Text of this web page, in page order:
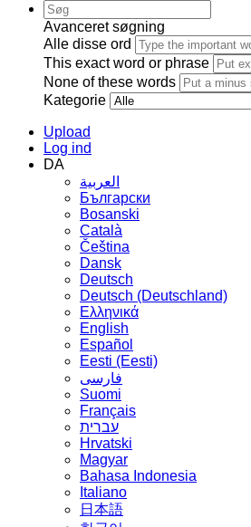
Avanceret søgning
Alle disse ord
This exact word or phrase
None of these words
Kategorie
Upload
Log ind
DA
العربية
Български
Bosanski
Сatalà
Čeština
Dansk
Deutsch
Deutsch (Deutschland)
Ελληνικά
English
Español
Eesti (Eesti)
فارسی
Suomi
Français
עברית
Hrvatski
Magyar
Bahasa Indonesia
Italiano
日本語